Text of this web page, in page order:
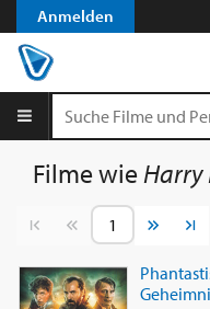
Anmelden
Filme wieHarry
Vorherige Seite